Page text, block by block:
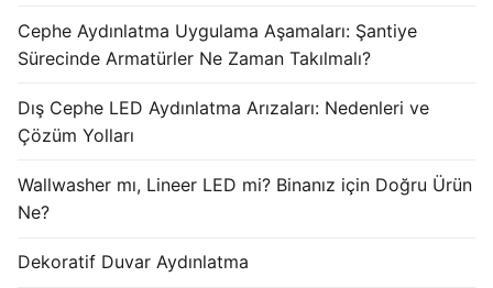
Cephe Animasyon LEDLine Serisi
Cephe Animasyon WallWasher Serisi
KATALOG
HAKKIMIZDA
Cephe Aydınlatma Uygulama Aşamaları: Şantiye
Sürecinde Armatürler Ne Zaman Takılmalı?
Dış Cephe LED Aydınlatma Arızaları: Nedenleri ve
Çözüm Yolları
Wallwasher mı, Lineer LED mi? Binanız için Doğru Ürün
Ne?
Dekoratif Duvar Aydınlatma